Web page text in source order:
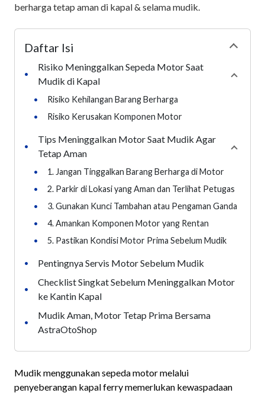
berharga tetap aman di kapal & selama mudik.
Daftar Isi
•
Risiko Meninggalkan Sepeda Motor Saat
Mudik di Kapal
•
Risiko Kehilangan Barang Berharga
•
Risiko Kerusakan Komponen Motor
•
Tips Meninggalkan Motor Saat Mudik Agar
Tetap Aman
•
1. Jangan Tinggalkan Barang Berharga di Motor
•
2. Parkir di Lokasi yang Aman dan Terlihat Petugas
•
3. Gunakan Kunci Tambahan atau Pengaman Ganda
•
4. Amankan Komponen Motor yang Rentan
•
5. Pastikan Kondisi Motor Prima Sebelum Mudik
• Pentingnya Servis Motor Sebelum Mudik
•
Checklist Singkat Sebelum Meninggalkan Motor
ke Kantin Kapal
•
Mudik Aman, Motor Tetap Prima Bersama
AstraOtoShop
Mudik menggunakan sepeda motor melalui
penyeberangan kapal ferry memerlukan kewaspadaan